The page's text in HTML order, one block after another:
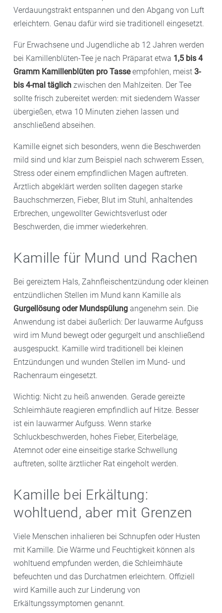
Verdauungstrakt entspannen und den Abgang von Luft
erleichtern. Genau dafür wird sie traditionell eingesetzt.
Für Erwachsene und Jugendliche ab 12 Jahren werden
bei Kamillenblüten-Tee je nach Präparat etwa 1,5 bis 4
Gramm Kamillenblüten pro Tasseempfohlen, meist 3-
bis 4-mal täglich zwischen den Mahlzeiten. Der Tee
sollte frisch zubereitet werden: mit siedendem Wasser
übergießen, etwa 10 Minuten ziehen lassen und
anschließend abseihen.
Kamille eignet sich besonders, wenn die Beschwerden
mild sind und klar zum Beispiel nach schwerem Essen,
Stress oder einem empfindlichen Magen auftreten.
Ärztlich abgeklärt werden sollten dagegen starke
Bauchschmerzen, Fieber, Blut im Stuhl, anhaltendes
Erbrechen, ungewollter Gewichtsverlust oder
Beschwerden, die immer wiederkehren.
Kamille für Mund und Rachen
Bei gereiztem Hals, Zahnfleischentzündung oder kleinen
entzündlichen Stellen im Mund kann Kamille als
Gurgellösung oder Mundspülung angenehm sein. Die
Anwendung ist dabei äußerlich: Der lauwarme Aufguss
wird im Mund bewegt oder gegurgelt und anschließend
ausgespuckt. Kamille wird traditionell bei kleinen
Entzündungen und wunden Stellen im Mund- und
Rachenraum eingesetzt.
Wichtig: Nicht zu heiß anwenden. Gerade gereizte
Schleimhäute reagieren empfindlich auf Hitze. Besser
ist ein lauwarmer Aufguss. Wenn starke
Schluckbeschwerden, hohes Fieber, Eiterbeläge,
Atemnot oder eine einseitige starke Schwellung
auftreten, sollte ärztlicher Rat eingeholt werden.
Kamille bei Erkältung:
wohltuend, aber mit Grenzen
Viele Menschen inhalieren bei Schnupfen oder Husten
mit Kamille. Die Wärme und Feuchtigkeit können als
wohltuend empfunden werden, die Schleimhäute
befeuchten und das Durchatmen erleichtern. Offiziell
wird Kamille auch zur Linderung von
Erkältungssymptomen genannt.